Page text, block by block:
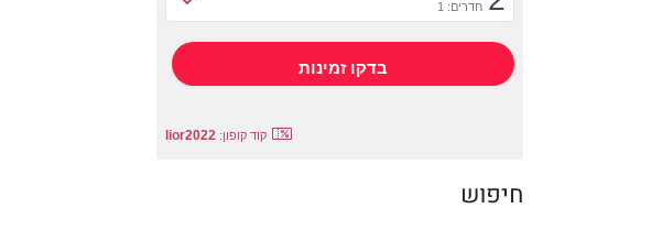
חדרים: 1
קוד קופון: lior2022
חיפוש